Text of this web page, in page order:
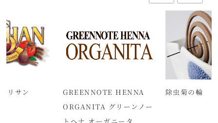
リサン
GREENNOTE HENNA
ORGANITA グリーンノー
トヘナ オーガニータ
除虫菊の輪